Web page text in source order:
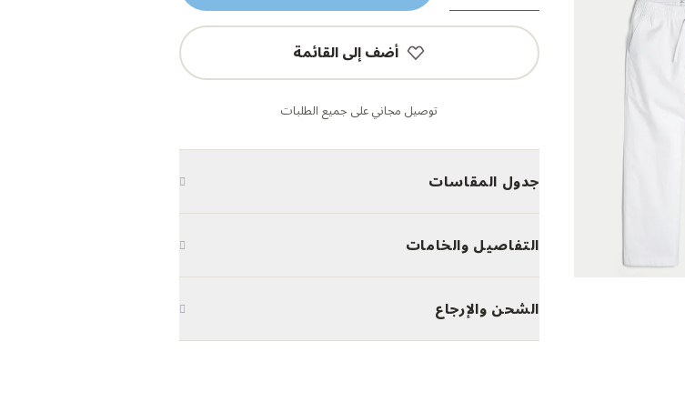
أضف إلى القائمة
توصيل مجاني على جميع الطلبات
جدول المقاسات
التفاصيل والخامات
الشحن والإرجاع